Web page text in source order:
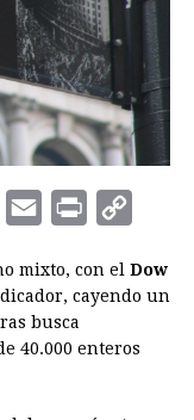
a
i
l
i
n
t
p
L
mixto, con el Dow
cayendo un
busca
40.000 enteros